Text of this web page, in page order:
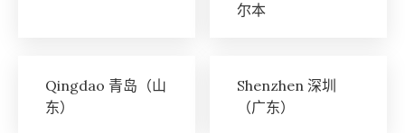
尔本
Qingdao 青岛（山
东）
Shenzhen 深圳
（广东）